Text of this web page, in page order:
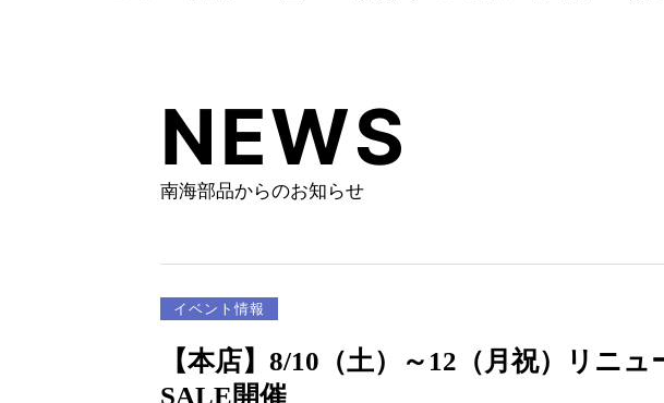
NEWS
南海部品からのお知らせ
イベント情報
【本店】8/10（土）～12（月祝）リニ
SALE開催